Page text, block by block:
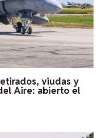
viudas y
Aire: abierto el